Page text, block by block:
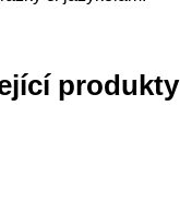
produkty